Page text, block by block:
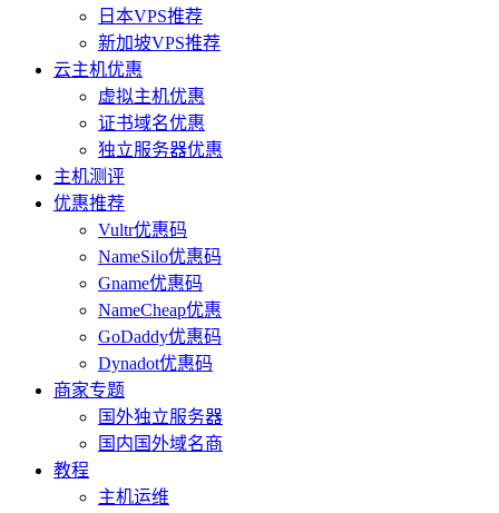
日本VPS推荐
新加坡VPS推荐
云主机优惠
虚拟主机优惠
证书域名优惠
独立服务器优惠
主机测评
优惠推荐
Vultr优惠码
NameSilo优惠码
Gname优惠码
NameCheap优惠
GoDaddy优惠码
Dynadot优惠码
商家专题
国外独立服务器
国内国外域名商
教程
主机运维